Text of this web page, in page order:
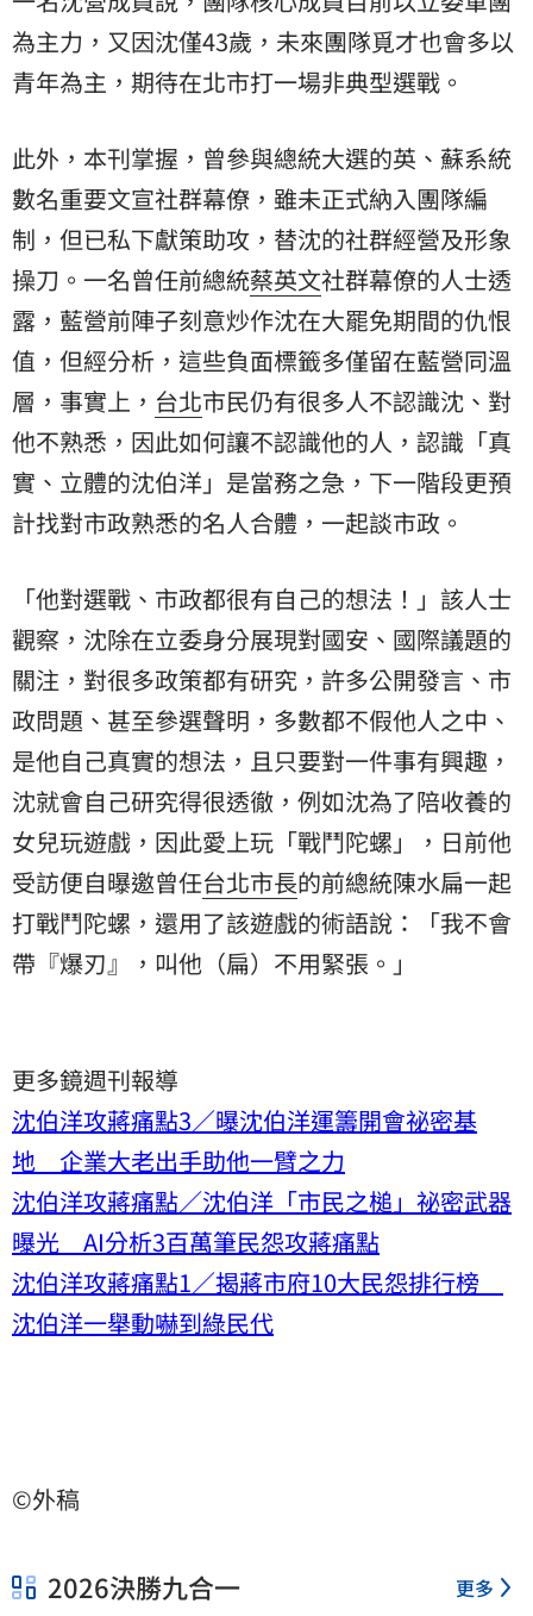
為主力，又因沈僅43歲，未來團隊覓才也會多以
青年為主，期待在北市打一場非典型選戰。
此外，本刊掌握，曾參與總統大選的英、蘇系統
數名重要文宣社群幕僚，雖未正式納入團隊編
制，但已私下獻策助攻，替沈的社群經營及形象
操刀。一名曾任前總統蔡英文社群幕僚的人士透
露，藍營前陣子刻意炒作沈在大罷免期間的仇恨
值，但經分析，這些負面標籤多僅留在藍營同溫
層，事實上， 台北市民仍有很多人不認識沈、對
他不熟悉，因此如何讓不認識他的人，認識「真
實、立體的沈伯洋」是當務之急，下一階段更預
計找對市政熟悉的名人合體，一起談市政。
「他對選戰、市政都很有自己的想法！」該人士
觀察，沈除在立委身分展現對國安、國際議題的
關注，對很多政策都有研究，許多公開發言、市
政問題、甚至參選聲明，多數都不假他人之中、
是他自己真實的想法，且只要對一件事有興趣，
沈就會自己研究得很透徹，例如沈為了陪收養的
女兒玩遊戲，因此愛上玩「戰鬥陀螺」，日前他
受訪便自曝邀曾任台北市長的前總統陳水扁一起
打戰鬥陀螺，還用了該遊戲的術語說：「我不會
帶『爆刃』，叫他（扁）不用緊張。」
更多鏡週刊報導
沈伯洋攻蔣痛點3／曝沈伯洋運籌開會祕密基
地 企業大老出手助他一臂之力
沈伯洋攻蔣痛點／沈伯洋「市民之槌」祕密武器
曝光 AI分析3百萬筆民怨攻蔣痛點
沈伯洋攻蔣痛點1／揭蔣市府10大民怨排行榜
沈伯洋一舉動嚇到綠民代
©外稿
2026決勝九合一 更多